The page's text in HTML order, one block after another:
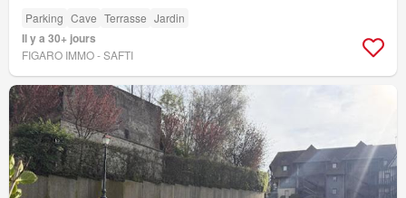
Parking Cave Terrasse Jardin
Il y a 30+ jours
FIGARO IMMO - SAFTI